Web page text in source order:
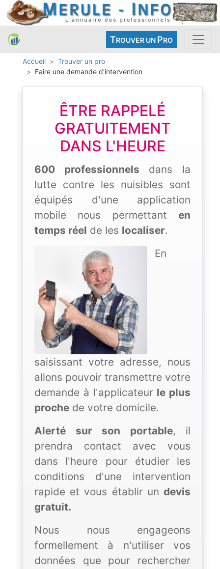
TROUVER UN PRO
Accueil
Trouver un pro
Faire une demande d'intervention
ÊTRE RAPPELÉ
GRATUITEMENT
DANS L'HEURE
600 professionnels dans la
lutte contre les nuisibles sont
équipés d'une application
mobile nous permettant en
temps réel de les localiser.
En
saisissant votre adresse, nous
allons pouvoir transmettre votre
demande à l'applicateur le plus
proche de votre domicile.
Alerté sur son portable, il
prendra contact avec vous
dans l'heure pour étudier les
conditions d'une intervention
rapide et vous établir un devis
gratuit.
Nous nous engageons
formellement à n'utiliser vos
données que pour rechercher